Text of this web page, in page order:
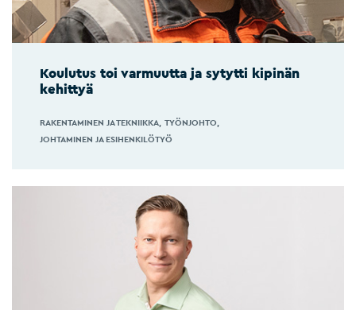
Koulutus toi varmuutta ja sytytti kipinän
kehittyä
RAKENTAMINEN JA TEKNIIKKA TYÖNJOHTO
JOHTAMINEN JA ESIHENKILÖTYÖ